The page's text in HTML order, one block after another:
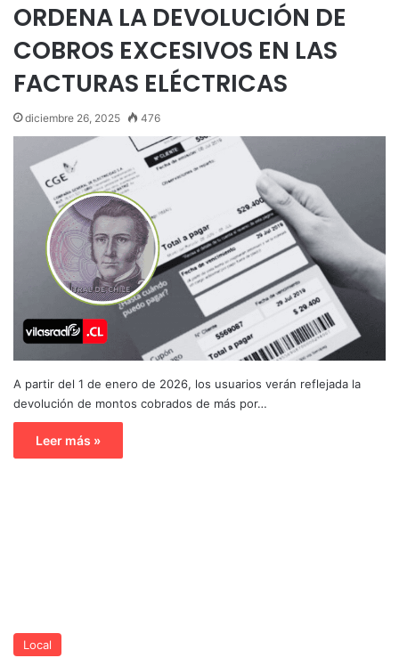
ORDENA LA DEVOLUCIÓN DE
COBROS EXCESIVOS EN LAS
FACTURAS ELÉCTRICAS
diciembre 26, 2025 476
A partir del 1 de enero de 2026, los usuarios verán reflejada la
devolución de montos cobrados de más por…
Leer más »
Local